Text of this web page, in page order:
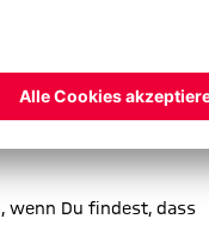
law/law-topic/data-
wenn Du findest, dass